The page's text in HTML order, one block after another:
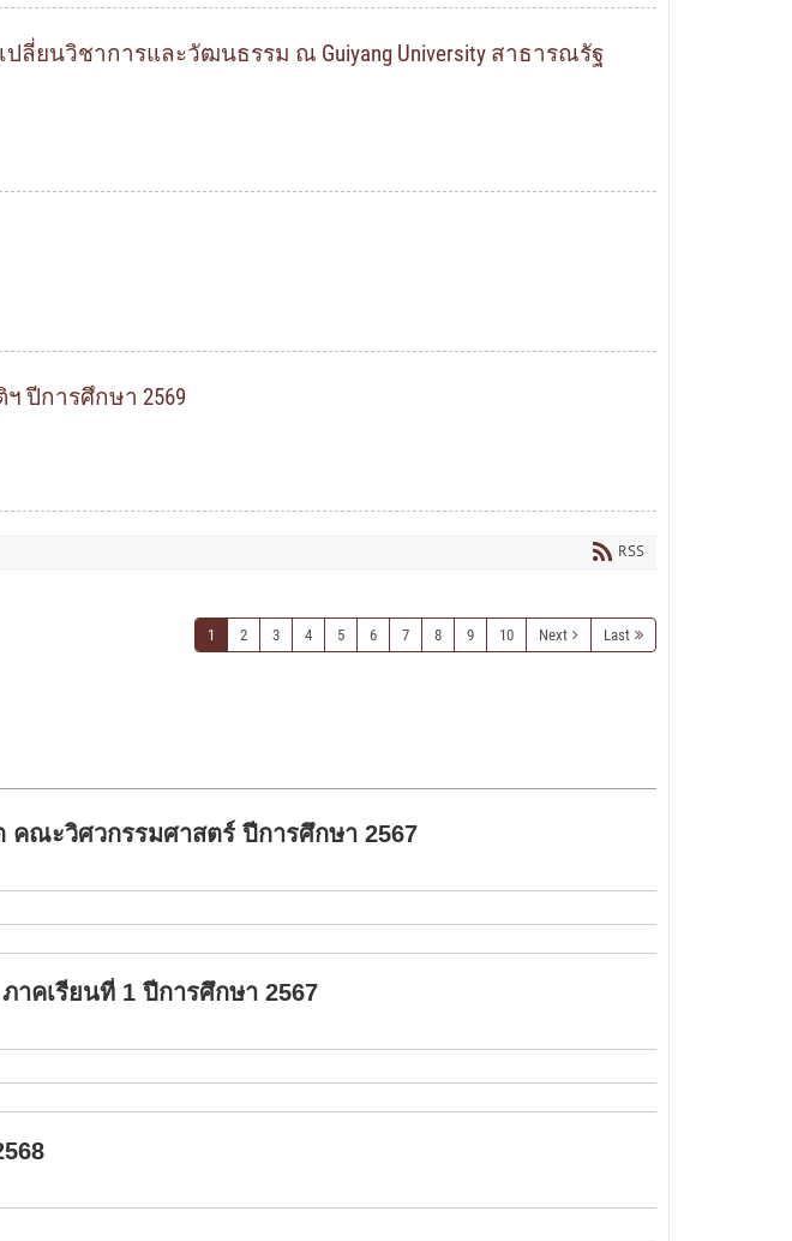
ยนวิชาการและวัฒนธรรม ณ Guiyang University สาธารณรัฐ
ปีการศึกษา 2569
READ MORE
RSS
1 2 3 4 5 6 7 8 9 10 Next Last
คณะวิศวกรรมศาสตร์ ปีการศึกษา 2567
คเรียนที่ 1 ปีการศึกษา 2567